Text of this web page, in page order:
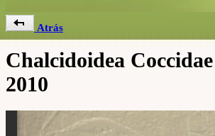
Atrás
Chalcidoidea
2010